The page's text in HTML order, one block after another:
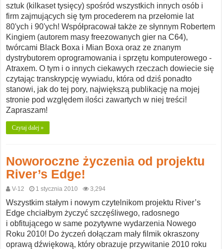
sztuk (kilkaset tysięcy) spośród wszystkich innych osób i
firm zajmujących się tym procederem na przełomie lat
80'ych i 90'ych! Współpracował także ze słynnym Robertem
Kingiem (autorem masy freezowanych gier na C64),
twórcami Black Boxa i Mian Boxa oraz ze znanym
dystrybutorem oprogramowania i sprzętu komputerowego -
Atraxem. O tym i o innych ciekawych rzeczach dowiecie się
czytając transkrypcję wywiadu, która od dziś ponadto
stanowi, jak do tej pory, największą publikację na mojej
stronie pod względem ilości zawartych w niej treści!
Zapraszam!
Czytaj dalej »
Noworoczne życzenia od projektu
River’s Edge!
V-12 1 stycznia 2010 3,294
Wszystkim stałym i nowym czytelnikom projektu River’s
Edge chciałbym życzyć szczęśliwego, radosnego
i obfitującego w same pozytywne wydarzenia Nowego
Roku 2010! Do życzeń dołączam mały filmik okraszony
oprawą dźwiękową, który obrazuje przywitanie 2010 roku